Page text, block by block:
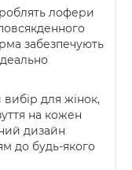
лофери
забезпечують
для жінок,
на кожен
дизайн
до будь-якого